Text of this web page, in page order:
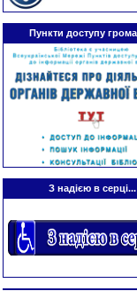
Пункти доступу
З надією в серці...